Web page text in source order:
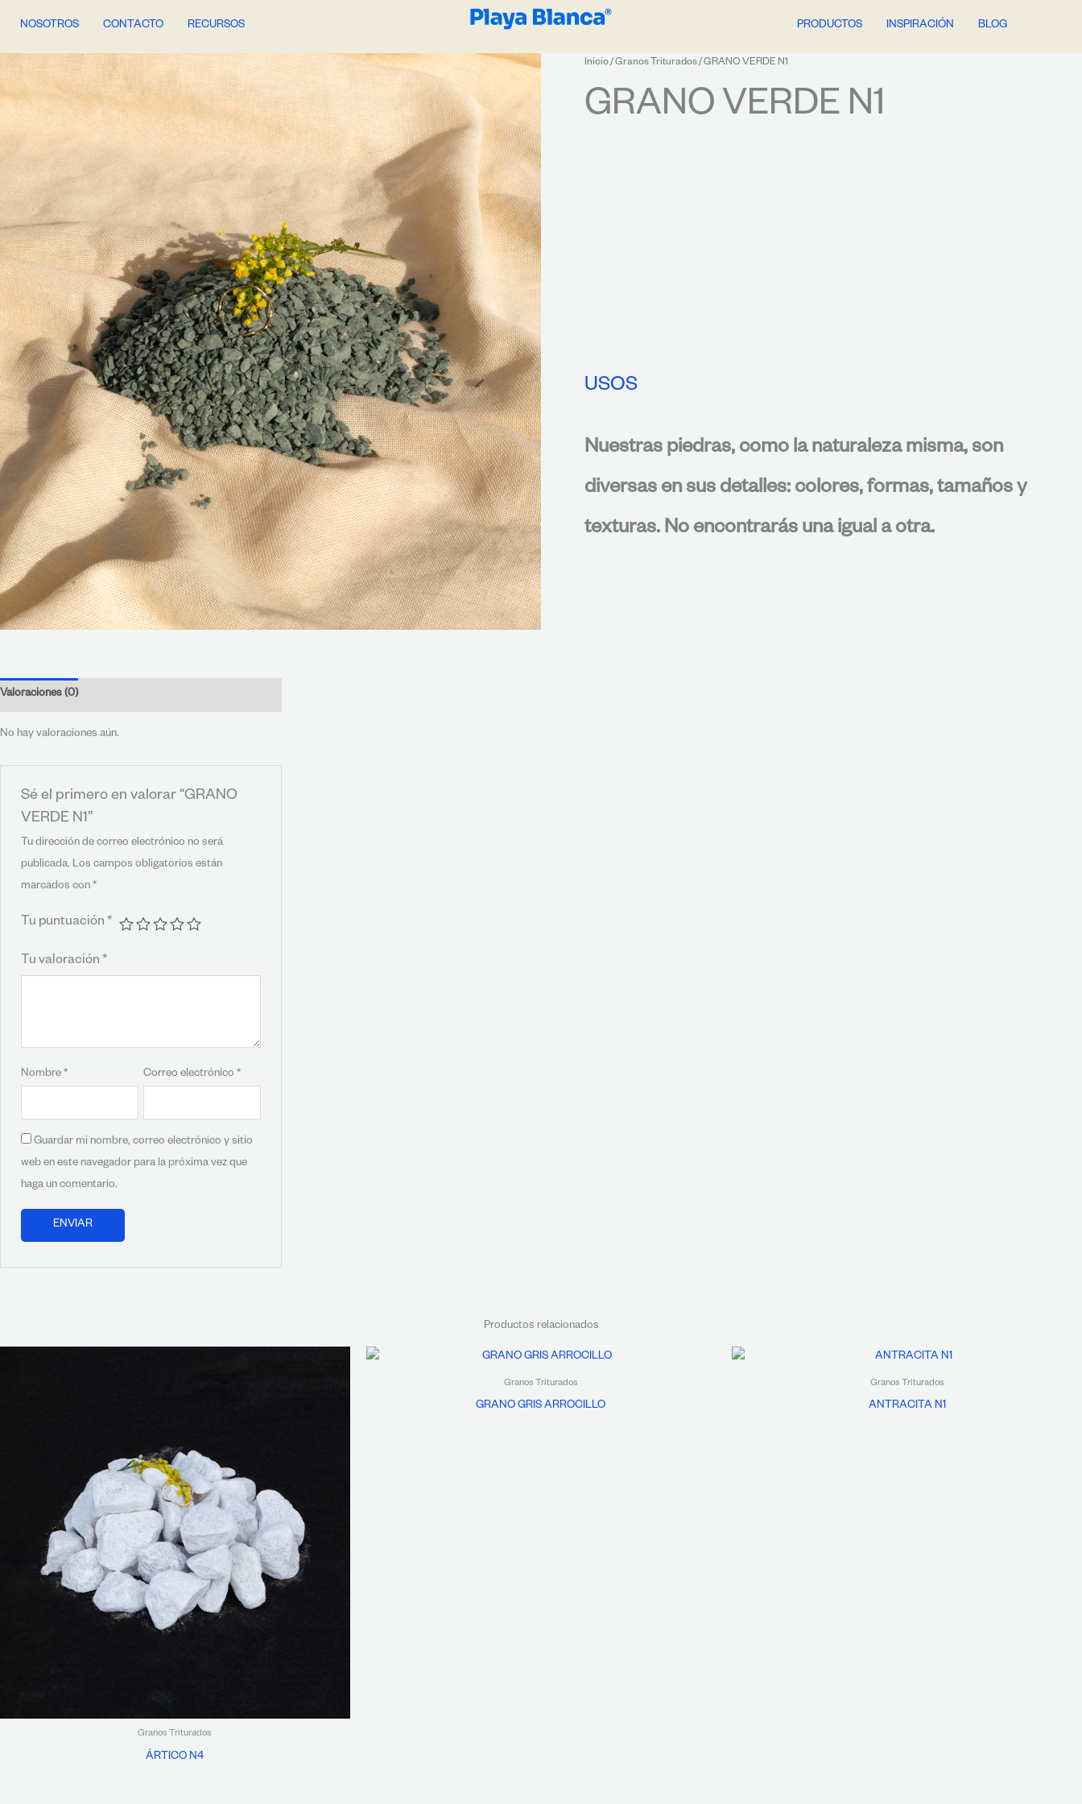
contenido
NOSOTROS CONTACTO RECURSOS PRODUCTOS INSPIRACIÓN BLOG
Inicio/Granos Triturados/ GRANO VERDE N1
GRANO VERDE N1
USOS
Nuestras piedras, como la naturaleza misma, son
diversas en sus detalles: colores, formas, tamaños y
texturas. No encontrarás una igual a otra.
Valoraciones (0)
No hay valoraciones aún.
Sé el primero en valorar “GRANO
VERDE N1”
Tu dirección de correo electrónico no será
publicada. Los campos obligatorios están
marcados con *
Tu puntuación *
Tu valoración *
Nombre * Correo electrónico *
Guardar mi nombre, correo electrónico y sitio
web en este navegador para la próxima vez que
haga un comentario.
Productos relacionados
Granos Triturados
ÁRTICO N4
Granos Triturados
GRANO GRIS ARROCILLO
Granos Triturados
ANTRACITA N1